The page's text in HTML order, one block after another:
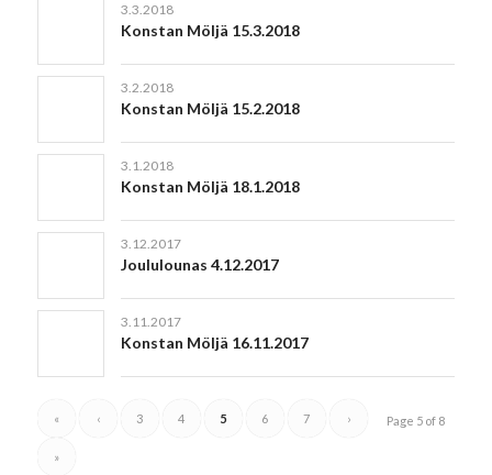
3.3.2018
Konstan Möljä 15.3.2018
3.2.2018
Konstan Möljä 15.2.2018
3.1.2018
Konstan Möljä 18.1.2018
3.12.2017
Joululounas 4.12.2017
3.11.2017
Konstan Möljä 16.11.2017
Page 5 of 8
« ‹ 3 4 5 6 7 ›
»